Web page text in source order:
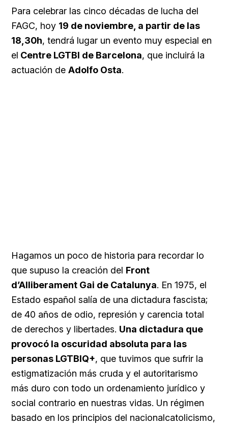
Para celebrar las cinco décadas de lucha del
FAGC, hoy 19 de noviembre, a partir de las
18,30h, tendrá lugar un evento muy especial en
el Centre LGTBI de Barcelona, que incluirá la
actuación de Adolfo Osta.
Hagamos un poco de historia para recordar lo
que supuso la creación del Front
d’Alliberament Gai de Catalunya. En 1975, el
Estado español salía de una dictadura fascista;
de 40 años de odio, represión y carencia total
de derechos y libertades. Una dictadura que
provocó la oscuridad absoluta para las
personas LGTBIQ+, que tuvimos que sufrir la
estigmatización más cruda y el autoritarismo
más duro con todo un ordenamiento jurídico y
social contrario en nuestras vidas. Un régimen
basado en los principios del nacionalcatolicismo,